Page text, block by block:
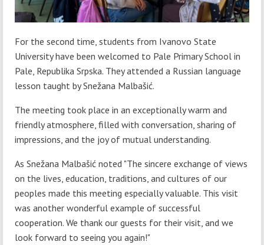
For the second time, students from Ivanovo State
University have been welcomed to Pale Primary School in
Pale, Republika Srpska. They attended a Russian language
lesson taught by Snežana Malbašić.
The meeting took place in an exceptionally warm and
friendly atmosphere, filled with conversation, sharing of
impressions, and the joy of mutual understanding.
As Snežana Malbašić noted "The sincere exchange of views
on the lives, education, traditions, and cultures of our
peoples made this meeting especially valuable. This visit
was another wonderful example of successful
cooperation. We thank our guests for their visit, and we
look forward to seeing you again!"